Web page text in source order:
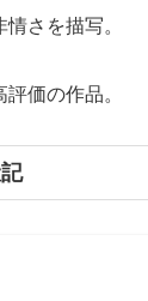
さを描写。
価の作品。